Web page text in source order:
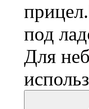
под
Для